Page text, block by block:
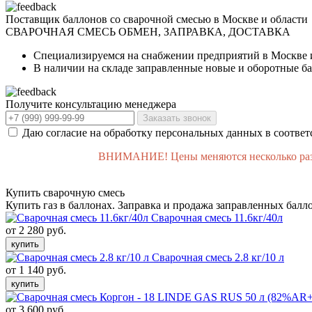
Поставщик баллонов со сварочной смесью в Москве и области
СВАРОЧНАЯ СМЕСЬ ОБМЕН, ЗАПРАВКА, ДОСТАВКА
Специализируемся на снабжении предприятий в Москве
В наличии на складе заправленные новые и оборотные
Получите консультацию менеджера
Заказать звонок
Даю согласие на обработку персональных данных в
ВНИМАНИЕ! Цены меняются несколько раз
Купить сварочную смесь
Купить газ в баллонах. Заправка и продажа заправленных
Сварочная смесь 11.6кг/40л
от 2 280 руб.
купить
Сварочная смесь 2.8 кг/10 л
от 1 140 руб.
купить
от 3 600 руб.